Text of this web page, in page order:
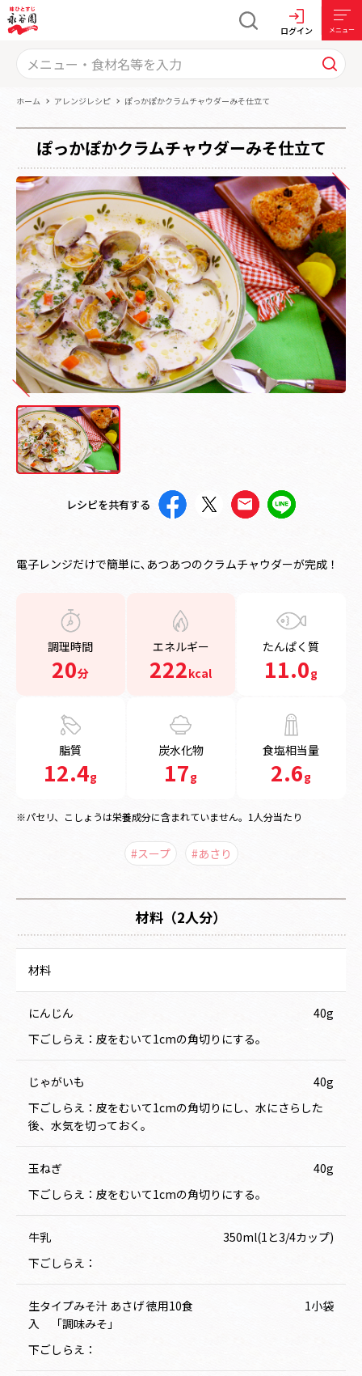
ログイン メニュー
ホーム アレンジレシピ ぽっかぽかクラムチャウダーみそ仕立て
ぽっかぽかクラムチャウダーみそ仕立て
レシピを共有する
電子レンジだけで簡単に､あつあつのクラムチャウダーが完成！
調理時間
20分
エネルギー
222kcal
たんぱく質
11.0g
脂質
12.4g
炭水化物
17g
食塩相当量
2.6g
※パセリ、こしょうは栄養成分に含まれていません。1人分当たり
#スープ #あさり
材料（2人分）
材料
にんじん
40g
下ごしらえ：皮をむいて1cmの角切りにする。
じゃがいも
40g
下ごしらえ：皮をむいて1cmの角切りにし、水にさらした
後、水気を切っておく。
玉ねぎ
40g
下ごしらえ：皮をむいて1cmの角切りにする。
牛乳
350ml(1と3/4カップ)
下ごしらえ：
生タイプみそ汁 あさげ 徳用10食
入 「調味みそ」
1小袋
下ごしらえ：